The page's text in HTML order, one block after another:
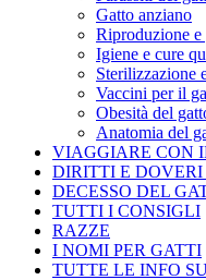
Gatto anziano
Riproduzione e
Igiene e cure
Sterilizzazione
Vaccini per il
Obesità del
Anatomia del
VIAGGIARE CON
DIRITTI E
DECESSO DEL
TUTTI I CONSIGLI
RAZZE
I NOMI PER GATTI
TUTTE LE INFO